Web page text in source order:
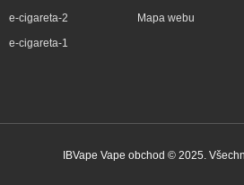
e-cigareta-2
e-cigareta-1
Mapa webu
IBVape Vape obchod © 2025.